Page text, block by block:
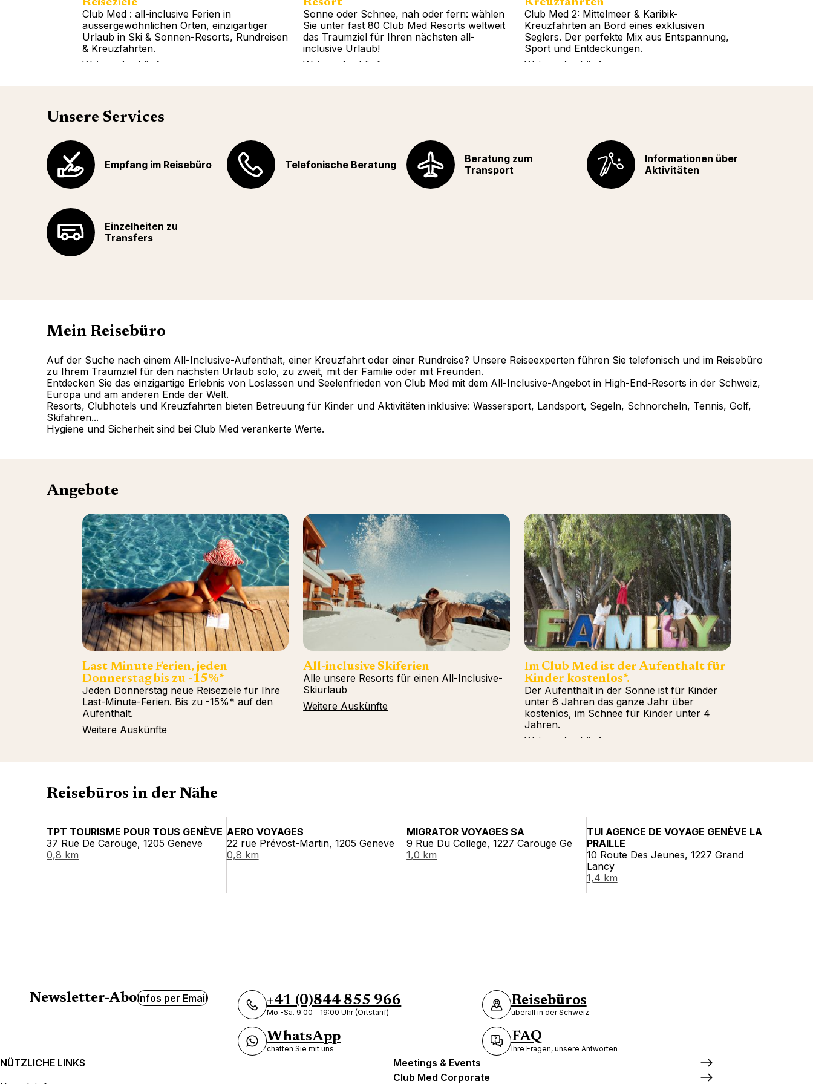
Club Med : all-inclusive Ferien in
aussergewöhnlichen Orten, einzigartiger
Urlaub in Ski & Sonnen-Resorts, Rundreisen
& Kreuzfahrten.
Weitere Auskünfte
Sonne oder Schnee, nah oder fern: wählen
Sie unter fast 80 Club Med Resorts weltweit
das Traumziel für Ihren nächsten all-
inclusive Urlaub!
Weitere Auskünfte
Club Med 2: Mittelmeer & Karibik-
Kreuzfahrten an Bord eines exklusiven
Seglers. Der perfekte Mix aus Entspannung,
Sport und Entdeckungen.
Weitere Auskünfte
Unsere Services
Empfang im Reisebüro Telefonische Beratung
Beratung zum
Transport
Informationen über
Aktivitäten
Einzelheiten zu
Transfers
Mein Reisebüro
Auf der Suche nach einem All-Inclusive-Aufenthalt, einer Kreuzfahrt oder einer Rundreise? Unsere Reiseexperten führen Sie telefonisch und im Reisebüro
zu Ihrem Traumziel für den nächsten Urlaub solo, zu zweit, mit der Familie oder mit Freunden.
Entdecken Sie das einzigartige Erlebnis von Loslassen und Seelenfrieden von Club Med mit dem All-Inclusive-Angebot in High-End-Resorts in der Schweiz,
Europa und am anderen Ende der Welt.
Resorts, Clubhotels und Kreuzfahrten bieten Betreuung für Kinder und Aktivitäten inklusive: Wassersport, Landsport, Segeln, Schnorcheln, Tennis, Golf,
Skifahren...
Hygiene und Sicherheit sind bei Club Med verankerte Werte.
Angebote
Last Minute Ferien, jeden
Donnerstag bis zu -15%*
Jeden Donnerstag neue Reiseziele für Ihre
Last-Minute-Ferien. Bis zu -15%* auf den
Aufenthalt.
Weitere Auskünfte
All-inclusive Skiferien
Alle unsere Resorts für einen All-Inclusive-
Skiurlaub
Weitere Auskünfte
Im Club Med ist der Aufenthalt für
Kinder kostenlos*.
Der Aufenthalt in der Sonne ist für Kinder
unter 6 Jahren das ganze Jahr über
kostenlos, im Schnee für Kinder unter 4
Jahren.
Weitere Auskünfte
Reisebüros in der Nähe
TPT TOURISME POUR TOUS GENÈVE
37 Rue De Carouge, 1205 Geneve
0,8 km
AERO VOYAGES
22 rue Prévost-Martin, 1205 Geneve
0,8 km
MIGRATOR VOYAGES SA
9 Rue Du College, 1227 Carouge Ge
1,0 km
TUI AGENCE DE VOYAGE GENÈVE LA
PRAILLE
10 Route Des Jeunes, 1227 Grand
Lancy
1,4 km
Newsletter-AboInfos per Email +41 (0)844 855 966
Mo.-Sa. 9:00 - 19:00 Uhr (Ortstarif)
Reisebüros
überall in der Schweiz
WhatsApp
chatten Sie mit uns
FAQ
Ihre Fragen, unsere Antworten
NÜTZLICHE LINKS
Meetings & Events
Club Med Corporate